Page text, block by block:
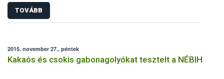
TOVÁBB
2015. november 27., péntek
Kakaós és csokis gabonagolyókat tesztelt a NÉBIH